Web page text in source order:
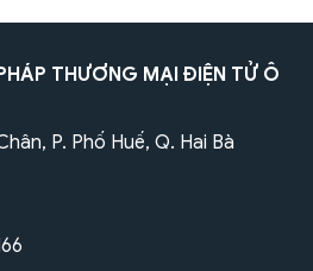
THƯƠNG MẠI ĐIỆN TỬ Ô
P. Phố Huế, Q. Hai Bà